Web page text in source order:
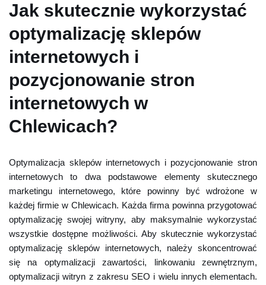
Jak skutecznie wykorzystać
optymalizację sklepów
internetowych i
pozycjonowanie stron
internetowych w
Chlewicach?
Optymalizacja sklepów internetowych i pozycjonowanie stron
internetowych to dwa podstawowe elementy skutecznego
marketingu internetowego, które powinny być wdrożone w
każdej firmie w Chlewicach. Każda firma powinna przygotować
optymalizację swojej witryny, aby maksymalnie wykorzystać
wszystkie dostępne możliwości. Aby skutecznie wykorzystać
optymalizację sklepów internetowych, należy skoncentrować
się na optymalizacji zawartości, linkowaniu zewnętrznym,
optymalizacji witryn z zakresu SEO i wielu innych elementach.